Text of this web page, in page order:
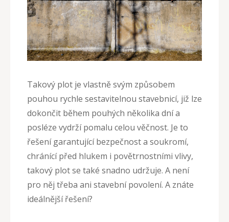
Takový plot je vlastně svým způsobem
pouhou rychle sestavitelnou stavebnicí, již lze
dokončit během pouhých několika dní a
posléze vydrží pomalu celou věčnost. Je to
řešení garantující bezpečnost a soukromí,
chránící před hlukem i povětrnostními vlivy,
takový plot se také snadno udržuje. A není
pro něj třeba ani stavební povolení. A znáte
ideálnější řešení?